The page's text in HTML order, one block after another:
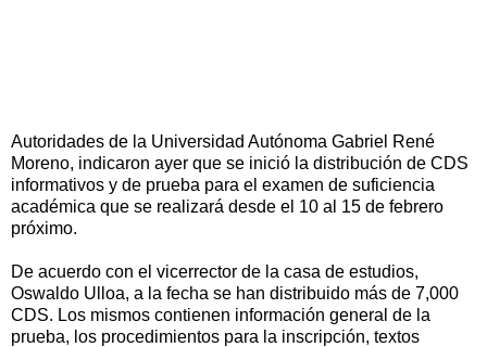
Autoridades de la Universidad Autónoma Gabriel René
Moreno, indicaron ayer que se inició la distribución de CDS
informativos y de prueba para el examen de suficiencia
académica que se realizará desde el 10 al 15 de febrero
próximo.
De acuerdo con el vicerrector de la casa de estudios,
Oswaldo Ulloa, a la fecha se han distribuido más de 7,000
CDS. Los mismos contienen información general de la
prueba, los procedimientos para la inscripción, textos